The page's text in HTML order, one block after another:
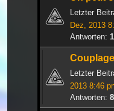
Letzter
Dez, 2013
Antworten:
Letzter
2013 8:46
Antworten: 8